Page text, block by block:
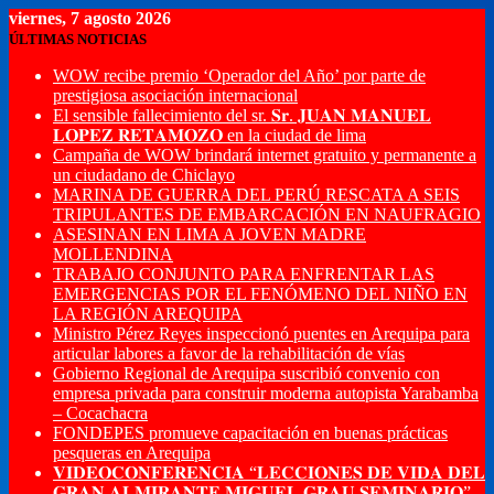
viernes, 7 agosto 2026
ÚLTIMAS NOTICIAS
WOW recibe premio ‘Operador del Año’ por parte de
prestigiosa asociación internacional
El sensible fallecimiento del sr. 𝐒𝐫. 𝐉𝐔𝐀𝐍 𝐌𝐀𝐍𝐔𝐄𝐋
𝐋𝐎𝐏𝐄𝐙 𝐑𝐄𝐓𝐀𝐌𝐎𝐙𝐎 en la ciudad de lima
Campaña de WOW brindará internet gratuito y permanente a
un ciudadano de Chiclayo
MARINA DE GUERRA DEL PERÚ RESCATA A SEIS
TRIPULANTES DE EMBARCACIÓN EN NAUFRAGIO
ASESINAN EN LIMA A JOVEN MADRE
MOLLENDINA
TRABAJO CONJUNTO PARA ENFRENTAR LAS
EMERGENCIAS POR EL FENÓMENO DEL NIÑO EN
LA REGIÓN AREQUIPA
Ministro Pérez Reyes inspeccionó puentes en Arequipa para
articular labores a favor de la rehabilitación de vías
Gobierno Regional de Arequipa suscribió convenio con
empresa privada para construir moderna autopista Yarabamba
– Cocachacra
FONDEPES promueve capacitación en buenas prácticas
pesqueras en Arequipa
𝐕𝐈𝐃𝐄𝐎𝐂𝐎𝐍𝐅𝐄𝐑𝐄𝐍𝐂𝐈𝐀 “𝐋𝐄𝐂𝐂𝐈𝐎𝐍𝐄𝐒 𝐃𝐄 𝐕𝐈𝐃𝐀 𝐃𝐄𝐋